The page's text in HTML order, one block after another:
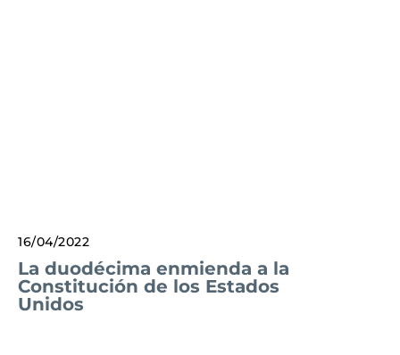
16/04/2022
La duodécima enmienda a la
Constitución de los Estados
Unidos